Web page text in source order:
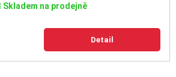
Skladem na prodejně
Detail